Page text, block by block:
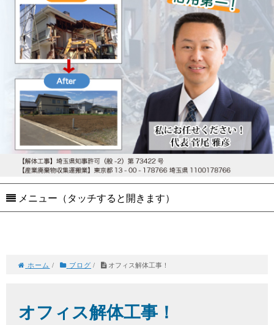
メニュー（タッチすると開きます）
ホーム / ブログ / オフィス解体工事！
オフィス解体工事！